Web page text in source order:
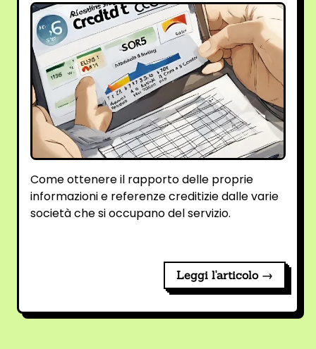
Come ottenere il rapporto delle proprie
informazioni e referenze creditizie dalle varie
società che si occupano del servizio.
Leggi l'articolo →